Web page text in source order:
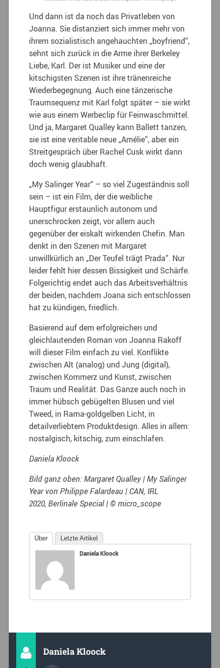
Und dann ist da noch das Privatleben von
Joanna. Sie distanziert sich immer mehr von
ihrem sozialistisch angehauchten „boyfriend“,
sehnt sich zurück in die Arme ihrer Berkeley
Liebe, Karl. Der ist Musiker und eine der
kitschigsten Szenen ist ihre tränenreiche
Wiederbegegnung. Auch eine tänzerische
Traumsequenz mit Karl folgt später – sie wirkt
wie aus einem Werbeclip für Feinwaschmittel.
Und ja, Margaret Qualley kann Ballett tanzen,
sie ist eine veritable neue „Amélie“, aber ein
Streitgespräch über Rachel Cusk wirkt dann
doch wenig glaubhaft.
„My Salinger Year“ – so viel Zugeständnis soll
sein – ist ein Film, der die weibliche
Hauptfigur erstaunlich autonom und
unerschrocken zeigt, vor allem auch
gegenüber der eiskalt wirkenden Chefin. Man
denkt in den Szenen mit Margaret
unwillkürlich an „Der Teufel trägt Prada“. Nur
leider fehlt hier dessen Bissigkeit und Schärfe.
Folgerichtig endet auch das Arbeitsverhältnis
der beiden, nachdem Joana sich entschlossen
hat zu kündigen, friedlich.
Basierend auf dem erfolgreichen und
gleichlautenden Roman von Joanna Rakoff
will dieser Film einfach zu viel. Konflikte
zwischen Alt (analog) und Jung (digital),
zwischen Kommerz und Kunst, zwischen
Traum und Realität. Das Ganze auch noch in
immer hübsch gebügelten Blusen und viel
Tweed, in Rama-goldgelben Licht, in
detailverliebtem Produktdesign. Alles in allem:
nostalgisch, kitschig, zum einschlafen.
Daniela Kloock
Bild ganz oben: Margaret Qualley | My Salinger
Year von Philippe Falardeau | CAN, IRL
2020, Berlinale Special | © micro_scope
Über Letzte Artikel
Daniela Kloock
Daniela Kloock